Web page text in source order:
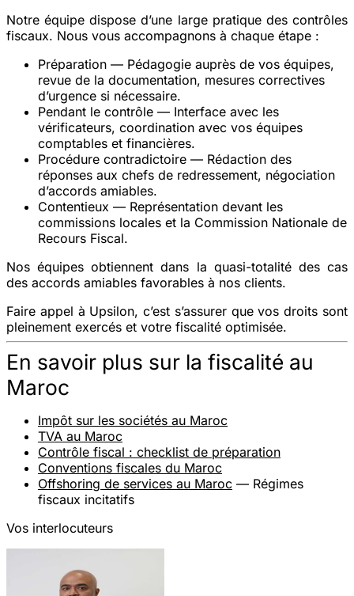
Notre équipe dispose d’une large pratique des contrôles
fiscaux. Nous vous accompagnons à chaque étape :
Préparation — Pédagogie auprès de vos équipes,
revue de la documentation, mesures correctives
d’urgence si nécessaire.
Pendant le contrôle — Interface avec les
vérificateurs, coordination avec vos équipes
comptables et financières.
Procédure contradictoire — Rédaction des
réponses aux chefs de redressement, négociation
d’accords amiables.
Contentieux — Représentation devant les
commissions locales et la Commission Nationale de
Recours Fiscal.
Nos équipes obtiennent dans la quasi-totalité des cas
des accords amiables favorables à nos clients.
Faire appel à Upsilon, c’est s’assurer que vos droits sont
pleinement exercés et votre fiscalité optimisée.
En savoir plus sur la fiscalité au
Maroc
Impôt sur les sociétés au Maroc
TVA au Maroc
Contrôle fiscal : checklist de préparation
Conventions fiscales du Maroc
Offshoring de services au Maroc — Régimes
fiscaux incitatifs
Vos interlocuteurs